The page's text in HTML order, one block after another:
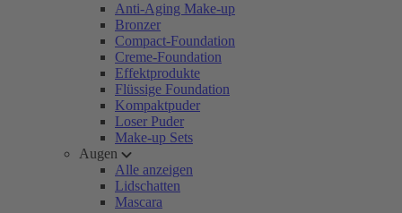
Anti-Aging Make-up
Bronzer
Compact-Foundation
Creme-Foundation
Effektprodukte
Flüssige Foundation
Kompaktpuder
Loser Puder
Make-up Sets
Augen
Alle anzeigen
Lidschatten
Mascara